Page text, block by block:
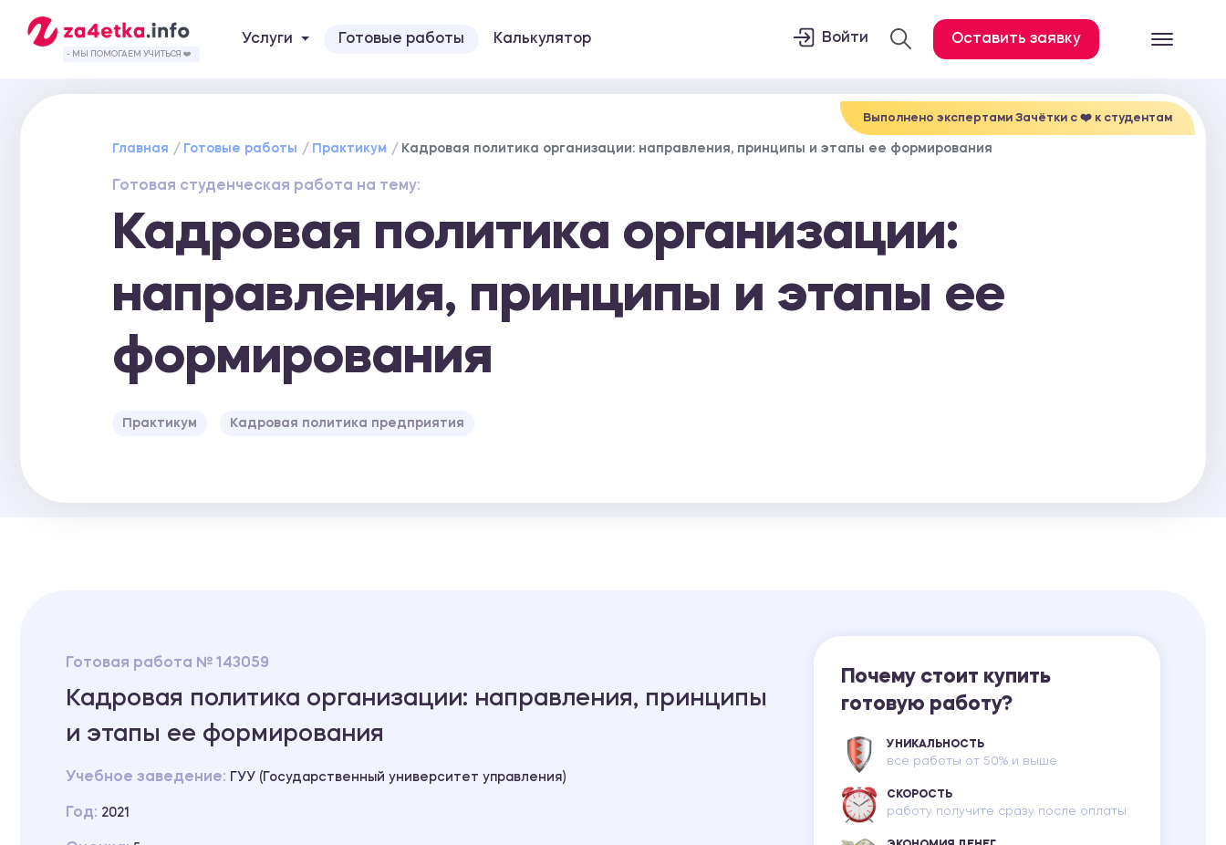
Все услуги
- МЫ ПОМОГАЕМ УЧИТЬСЯ ❤️
Услуги Готовые работы Калькулятор Войти Оставить заявку
Выполнено экспертами Зачётки c ❤️ к студентам
Главная Готовые работы Практикум Кадровая политика организации: направления, принципы и этапы ее формирования
Готовая студенческая работа на тему:
Кадровая политика организации:
направления, принципы и этапы ее
формирования
Практикум Кадровая политика предприятия
Готовая работа № 143059
Кадровая политика организации: направления, принципы
и этапы ее формирования
Учебное заведение: ГУУ (Государственный университет управления)
Год: 2021
Почему стоит купить
готовую работу?
УНИКАЛЬНОСТЬ
все работы от 50% и выше
СКОРОСТЬ
работу получите сразу после оплаты